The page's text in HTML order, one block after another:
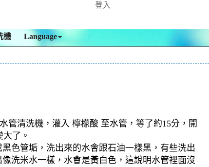
登入
機 Language
管清洗機，灌入 檸檬酸 至水管，等了約15分，開
了。
色管垢，洗出來的水會跟石油一樣黑，有些洗出
洗米水一樣，水會是黃白色，這說明水管裡面沒